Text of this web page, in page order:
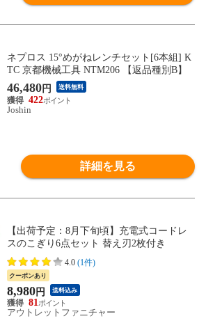
ネプロス 15°めがねレンチセット[6本組] K
TC 京都機械工具 NTM206 【返品種別B】
46,480円 送料無料
422
Joshin
詳細を見る
【出荷予定：8月下旬頃】充電式コードレ
スのこぎり6点セット 替え刃2枚付き
4.0 (1件)
クーポンあり
8,980円 送料込み
81
アウトレットファニチャー